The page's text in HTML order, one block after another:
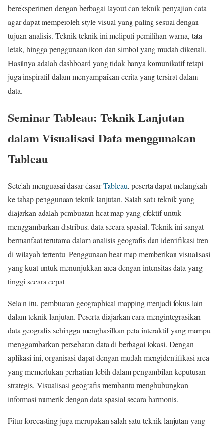
bereksperimen dengan berbagai layout dan teknik penyajian data
agar dapat memperoleh style visual yang paling sesuai dengan
tujuan analisis. Teknik-teknik ini meliputi pemilihan warna, tata
letak, hingga penggunaan ikon dan simbol yang mudah dikenali.
Hasilnya adalah dashboard yang tidak hanya komunikatif tetapi
juga inspiratif dalam menyampaikan cerita yang tersirat dalam
data.
Seminar Tableau: Teknik Lanjutan
dalam Visualisasi Data menggunakan
Tableau
Setelah menguasai dasar-dasarTableau, peserta dapat melangkah
ke tahap penggunaan teknik lanjutan. Salah satu teknik yang
diajarkan adalah pembuatan heat map yang efektif untuk
menggambarkan distribusi data secara spasial. Teknik ini sangat
bermanfaat terutama dalam analisis geografis dan identifikasi tren
di wilayah tertentu. Penggunaan heat map memberikan visualisasi
yang kuat untuk menunjukkan area dengan intensitas data yang
tinggi secara cepat.
Selain itu, pembuatan geographical mapping menjadi fokus lain
dalam teknik lanjutan. Peserta diajarkan cara mengintegrasikan
data geografis sehingga menghasilkan peta interaktif yang mampu
menggambarkan persebaran data di berbagai lokasi. Dengan
aplikasi ini, organisasi dapat dengan mudah mengidentifikasi area
yang memerlukan perhatian lebih dalam pengambilan keputusan
strategis. Visualisasi geografis membantu menghubungkan
informasi numerik dengan data spasial secara harmonis.
Fitur forecasting juga merupakan salah satu teknik lanjutan yang